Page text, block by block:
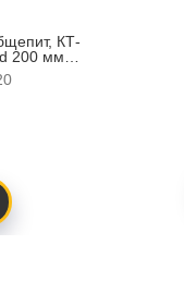
КТ-
200 мм h